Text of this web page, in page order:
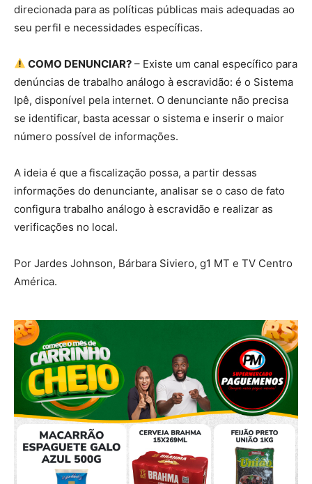
direcionada para as políticas públicas mais adequadas ao
seu perfil e necessidades específicas.
COMO DENUNCIAR? – Existe um canal específico para
denúncias de trabalho análogo à escravidão: é o Sistema
Ipê, disponível pela internet. O denunciante não precisa
se identificar, basta acessar o sistema e inserir o maior
número possível de informações.
A ideia é que a fiscalização possa, a partir dessas
informações do denunciante, analisar se o caso de fato
configura trabalho análogo à escravidão e realizar as
verificações no local.
Por Jardes Johnson, Bárbara Siviero, g1 MT e TV Centro
América.